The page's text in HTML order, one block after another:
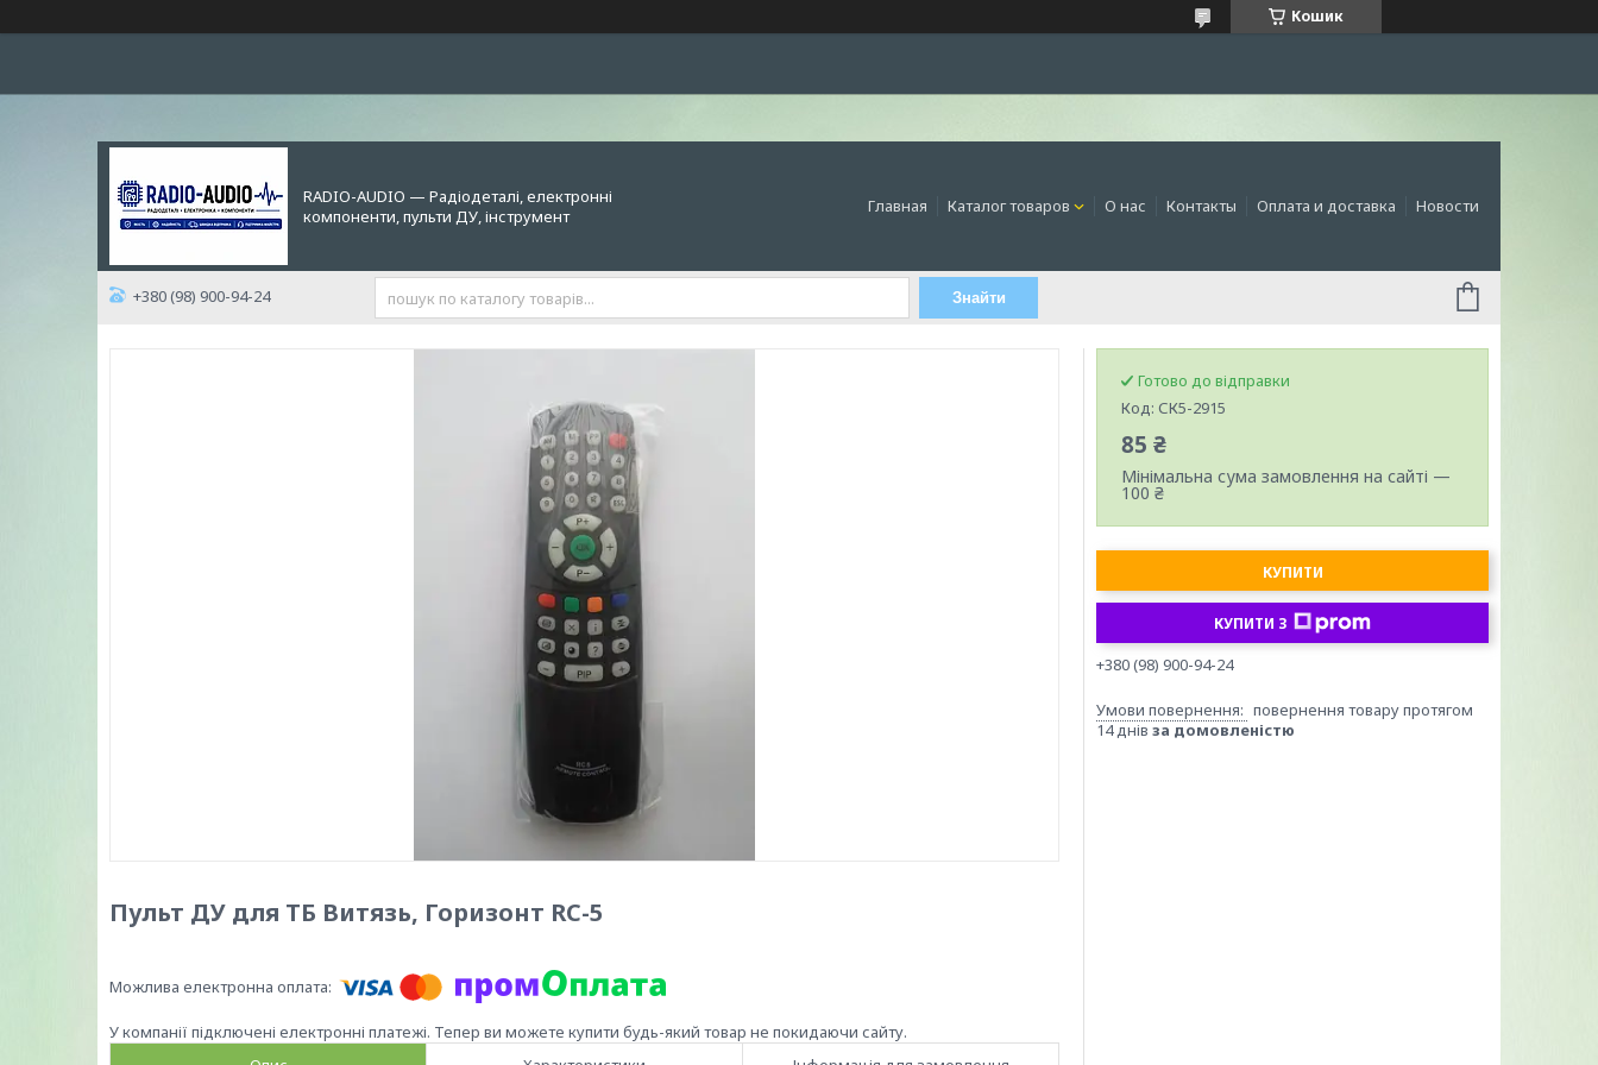
Кошик
RADIO-AUDIO — Радіодеталі, електронні
компоненти, пульти ДУ, інструмент
Главная Каталог товаров О нас Контакты Оплата и доставка Новости
+380 (98) 900-94-24 Знайти
Пульт ДУ для ТБ Витязь, Горизонт RC-5
У компанії підключені електронні платежі. Тепер ви можете купити будь-який товар не покидаючи сайту.
Готово до відправки
Код: СК5-2915
85 ₴
Мінімальна сума замовлення на сайті —
100 ₴
КУПИТИ
КУПИТИ З
+380 (98) 900-94-24
повернення товару протягом
14 днів за домовленістю